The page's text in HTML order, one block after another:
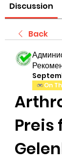
Discussion
Back
On
Preis